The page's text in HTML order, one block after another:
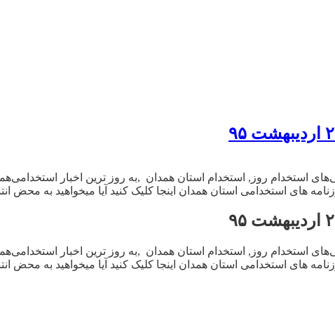
استخدام روز, استخدام استان همدان ,به روز ترین اخبار
های استخدامی استان همدان اینجا کلیک کنید آیا میخواهید به محض
استخدام روز, استخدام استان همدان ,به روز ترین اخبار
های استخدامی استان همدان اینجا کلیک کنید آیا میخواهید به محض